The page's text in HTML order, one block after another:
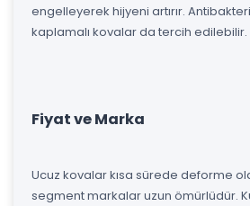
engelleyerek hijyeni artırır.
kaplamalı kovalar da tercih edilebilir.
Fiyat ve Marka
Ucuz kovalar kısa sürede deforme
segment markalar uzun ömürlüdür.